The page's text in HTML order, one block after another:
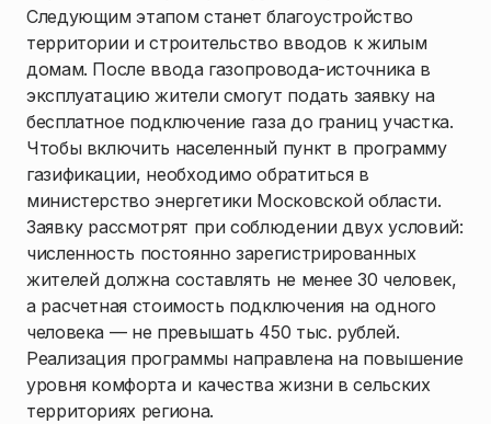
Следующим этапом станет благоустройство
территории и строительство вводов к жилым
домам. После ввода газопровода-источника в
эксплуатацию жители смогут подать заявку на
бесплатное подключение газа до границ участка.
Чтобы включить населенный пункт в программу
газификации, необходимо обратиться в
министерство энергетики Московской области.
Заявку рассмотрят при соблюдении двух условий:
численность постоянно зарегистрированных
жителей должна составлять не менее 30 человек,
а расчетная стоимость подключения на одного
человека — не превышать 450 тыс. рублей.
Реализация программы направлена на повышение
уровня комфорта и качества жизни в сельских
территориях региона.